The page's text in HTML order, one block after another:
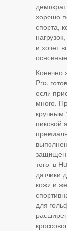
хорошо
спорта,
и хочет
Конечно
Pro,
если
много.
крупным
пиковой
защищен
того, в
датчики
кожи и
для